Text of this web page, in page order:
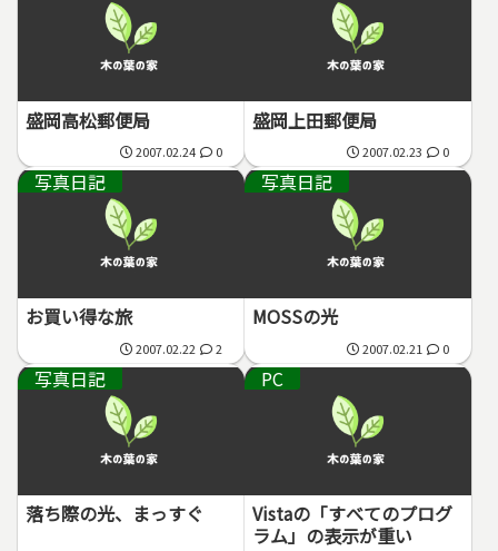
盛岡高松郵便局
2007.02.24 0
盛岡上田郵便局
2007.02.23 0
写真日記
お買い得な旅
2007.02.22 2
写真日記
MOSSの光
2007.02.21 0
写真日記
落ち際の光、まっすぐ
PC
Vistaの「すべてのプログ
ラム」の表示が重い